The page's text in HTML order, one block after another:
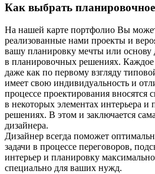
Как выбрать
На нашей карте портфолио Вы
реализованные нами проекты и
вашу планировку мечты или основу
в планировочных решениях.
даже как по первому взгляду
имеет свою индивидуальность и
процессе проектирования
в некоторых элементах интерьера
решениях. В этом и заключается
дизайнера.
Дизайнер всегда поможет
задачи в процессе переговоров,
интерьер и планировку
специально для ваших нужд.